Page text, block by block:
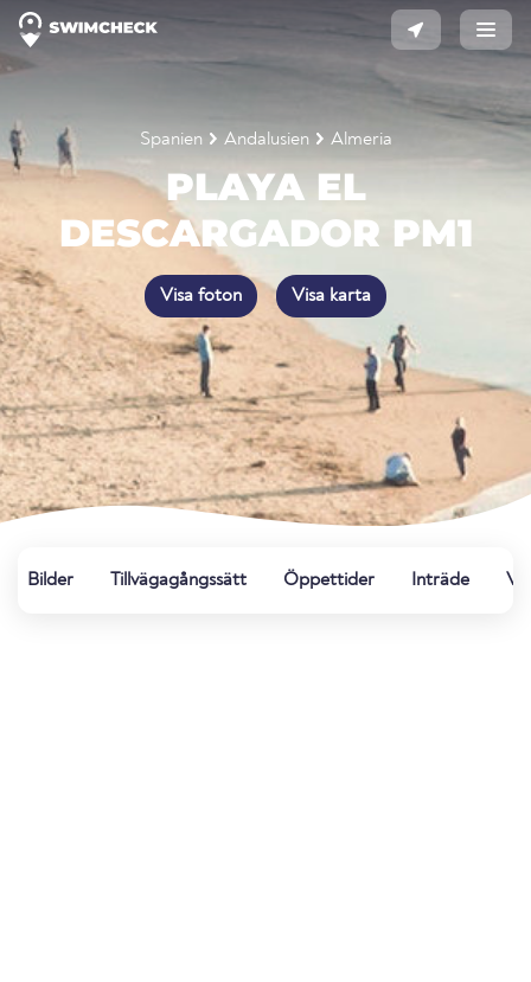
Spanien Andalusien Almeria
PLAYA EL
DESCARGADOR PM1
Visa foton Visa karta
Bilder Tillvägagångssätt Öppettider Inträde